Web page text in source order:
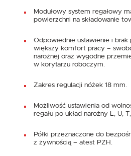
Modułowy system regałowy
powierzchni na składowanie
Odpowiednie ustawienie i brak
większy komfort pracy –
narożnej oraz wygodne
w korytarzu roboczym.
Zakres regulacji nóżek 18 mm.
Możliwość ustawienia od
regału po układ narożny L, U,
Półki przeznaczone do
z żywnością – atest PZH.